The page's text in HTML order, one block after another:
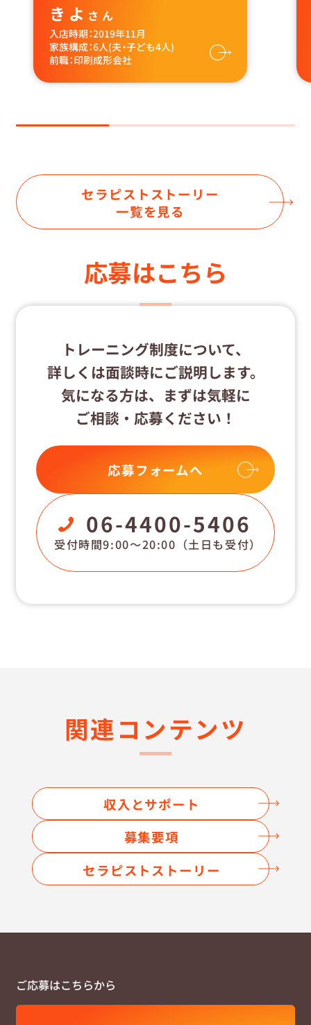
きよ さん
入店時期：2019年11月
家族構成：6⼈(夫・子ども4⼈)
前職：印刷成形会社
セラピストストーリー
一覧を見る
応募はこちら
トレーニング制度について、
詳しくは⾯談時にご説明します。
気になる⽅は、まずは気軽に
ご相談・応募ください！
応募フォームへ
06-4400-5406
受付時間9:00〜20:00 （土日も受付）
関連コンテンツ
収入とサポート
募集要項
セラピストストーリー
ご応募はこちらから